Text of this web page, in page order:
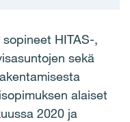
HITAS-,
sekä
alaiset
2020 ja